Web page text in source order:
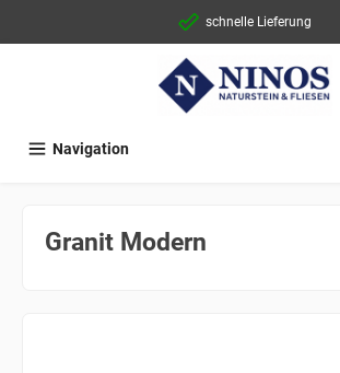
schnelle Lieferung
Navigation
Granit Modern